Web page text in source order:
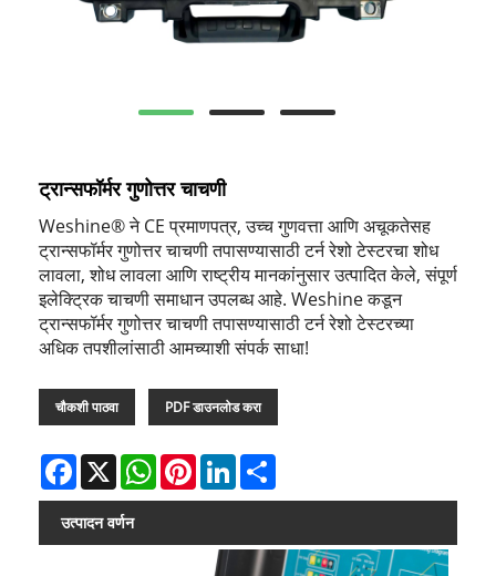
ट्रान्सफॉर्मर गुणोत्तर चाचणी
Weshine® ने CE प्रमाणपत्र, उच्च गुणवत्ता आणि अचूकतेसह
ट्रान्सफॉर्मर गुणोत्तर चाचणी तपासण्यासाठी टर्न रेशो टेस्टरचा शोध
लावला, शोध लावला आणि राष्ट्रीय मानकांनुसार उत्पादित केले, संपूर्ण
इलेक्ट्रिक चाचणी समाधान उपलब्ध आहे. Weshine कडून
ट्रान्सफॉर्मर गुणोत्तर चाचणी तपासण्यासाठी टर्न रेशो टेस्टरच्या
अधिक तपशीलांसाठी आमच्याशी संपर्क साधा!
चौकशी पाठवा PDF डाउनलोड करा
Facebook
X WhatsAppPinterestLinkedIn
उत्पादन वर्णन